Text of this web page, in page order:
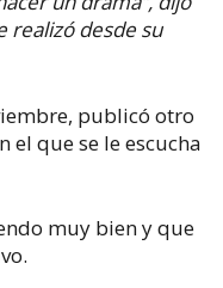
realizó desde su
publicó otro
que se le escucha
muy bien y que